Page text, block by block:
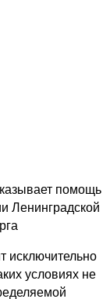
помощь
Ленинградской
исключительно
условиях не